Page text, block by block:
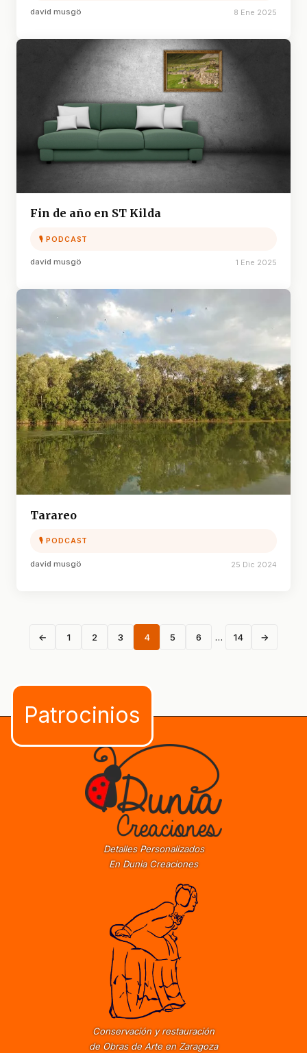
david musgö 8 Ene 2025
Fin de año en ST Kilda
🎙 PODCAST
david musgö 1 Ene 2025
Tarareo
🎙 PODCAST
david musgö 25 Dic 2024
← 1 2 3 4 5 6 … 14 →
Detalles Personalizados
En Dunia Creaciones
Conservación y restauración
de Obras de Arte en Zaragoza